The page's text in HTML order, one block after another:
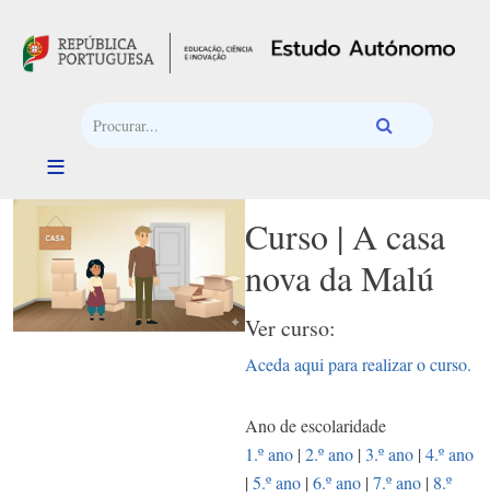
Curso | A casa
nova da Malú
Ver curso:
Aceda aqui para realizar o curso.
Ano de escolaridade
1.º ano |2.º ano | 3.º ano |4.º ano
|5.º ano |6.º ano |7.º ano | 8.º